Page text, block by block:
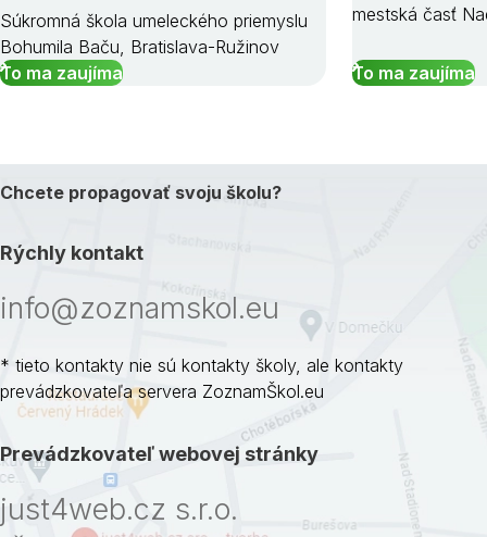
Súkromná škola umeleckého priemyslu
Bohumila Baču, Bratislava-Ružinov
To ma zaujíma
mestská časť
To ma zaujíma
Chcete propagovať svoju školu?
Rýchly kontakt
info@zoznamskol.eu
* tieto kontakty nie sú kontakty školy, ale kontakty
prevádzkovateľa servera ZoznamŠkol.eu
Prevádzkovateľ webovej stránky
just4web.cz s.r.o.